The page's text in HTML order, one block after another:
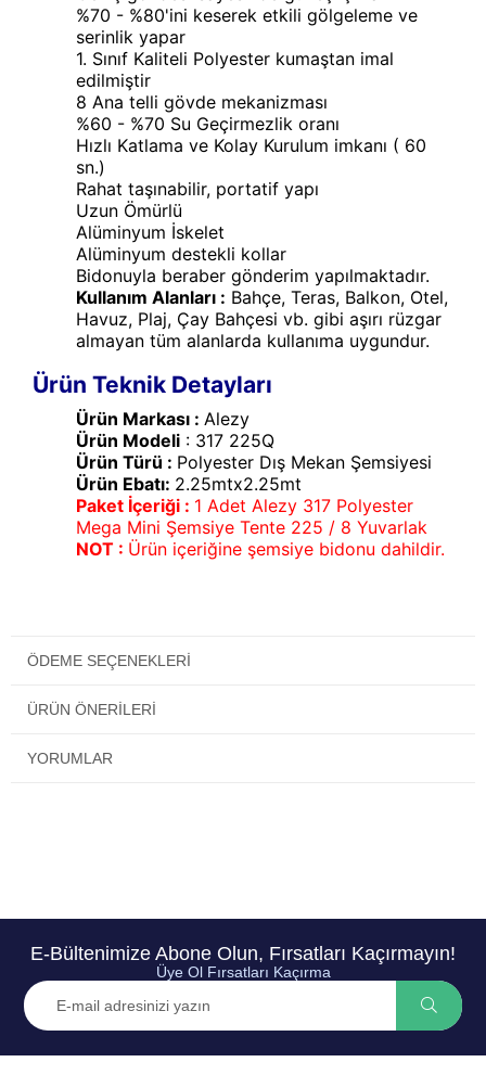
%70 - %80'ini keserek etkili gölgeleme ve
serinlik yapar
1. Sınıf Kaliteli Polyester kumaştan imal
edilmiştir
8 Ana telli gövde mekanizması
%60 - %70 Su Geçirmezlik oranı
Hızlı Katlama ve Kolay Kurulum imkanı ( 60
sn.)
Rahat taşınabilir, portatif yapı
Uzun Ömürlü
Alüminyum İskelet
Alüminyum destekli kollar
Bidonuyla beraber gönderim yapılmaktadır.
Kullanım Alanları : Bahçe, Teras, Balkon, Otel,
Havuz, Plaj, Çay Bahçesi vb. gibi aşırı rüzgar
almayan tüm alanlarda kullanıma uygundur.
Ürün Teknik Detayları
Ürün Markası : Alezy
Ürün Modeli : 317 225Q
Ürün Türü : Polyester Dış Mekan Şemsiyesi
Ürün Ebatı: 2.25mtx2.25mt
Paket İçeriği : 1 Adet Alezy 317 Polyester
Mega Mini Şemsiye Tente 225 / 8 Yuvarlak
NOT : Ürün içeriğine şemsiye bidonu dahildir.
ÖDEME SEÇENEKLERI
ÜRÜN ÖNERILERI
YORUMLAR
E-Bültenimize Abone Olun, Fırsatları Kaçırmayın!
Üye Ol Fırsatları Kaçırma